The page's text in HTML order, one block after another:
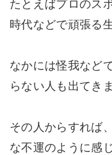
たとえばプロのス
時代などで頑張る
なかには怪我など
らない人も出てき
その人からすれば
な不運のように感